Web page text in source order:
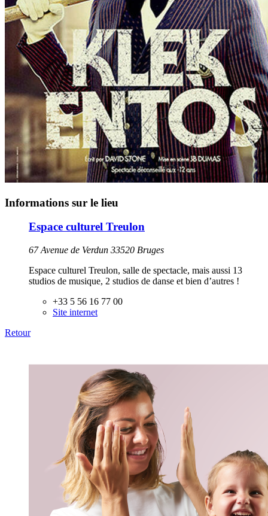
Informations sur le lieu
Espace culturel Treulon
67 Avenue de Verdun 33520 Bruges
Espace culturel Treulon, salle de spectacle, mais aussi 13
studios de musique, 2 studios de danse et bien d’autres !
+33 5 56 16 77 00
Site internet
Retour